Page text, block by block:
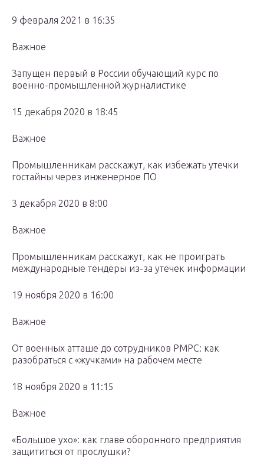
9 февраля 2021 в 16:35
Важное
Запущен первый в России обучающий курс по
военно-промышленной журналистике
15 декабря 2020 в 18:45
Важное
Промышленникам расскажут, как избежать утечки
гостайны через инженерное ПО
3 декабря 2020 в 8:00
Важное
Промышленникам расскажут, как не проиграть
международные тендеры из-за утечек информации
19 ноября 2020 в 16:00
Важное
От военных атташе до сотрудников РМРС: как
разобраться с «жучками» на рабочем месте
18 ноября 2020 в 11:15
Важное
«Большое ухо»: как главе оборонного предприятия
защититься от прослушки?